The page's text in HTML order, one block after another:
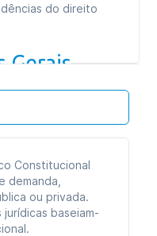
do direito
Gerais
Constitucional
demanda,
ou privada.
baseiam-